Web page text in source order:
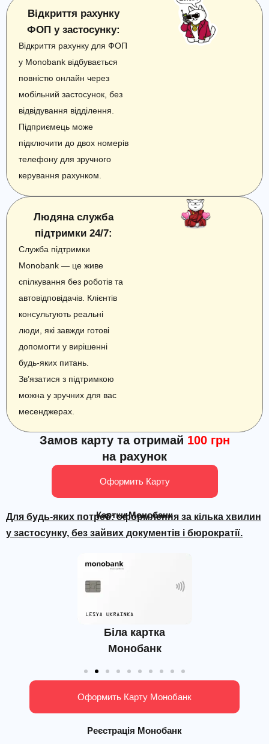
Відкриття рахунку
ФОП у застосунку:
Відкриття рахунку для ФОП
у Monobank відбувається
повністю онлайн через
мобільний застосунок, без
відвідування відділення.
Підприємець може
підключити до двох номерів
телефону для зручного
керування рахунком.
Людяна служба
підтримки 24/7:
Служба підтримки
Monobank — це живе
спілкування без роботів та
автовідповідачів. Клієнтів
консультують реальні
люди, які завжди готові
допомогти у вирішенні
будь-яких питань.
Зв’язатися з підтримкою
можна у зручних для вас
месенджерах.
Замов карту та отримай 100 грн
на рахунок
Оформить Карту
Картки Монобанк
Для будь-яких потреб: оформлення за кілька хвилин
у застосунку, без зайвих документів і бюрократії.
Біла картка
Монобанк
Оформить Карту Монобанк
Реєстрація Монобанк